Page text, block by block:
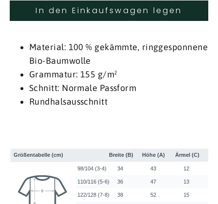
In den Einkaufswagen legen
Material: 100 % gekämmte, ringgesponnene
Bio-Baumwolle
Grammatur: 155 g/m²
Schnitt: Normale Passform
Rundhalsausschnitt